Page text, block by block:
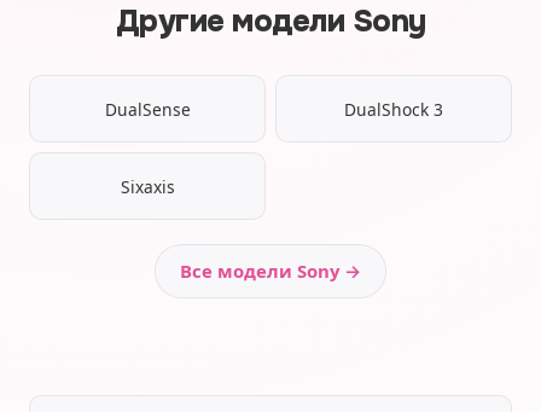
Другие модели Sony
DualSense DualShock 3
Sixaxis
Все модели Sony →